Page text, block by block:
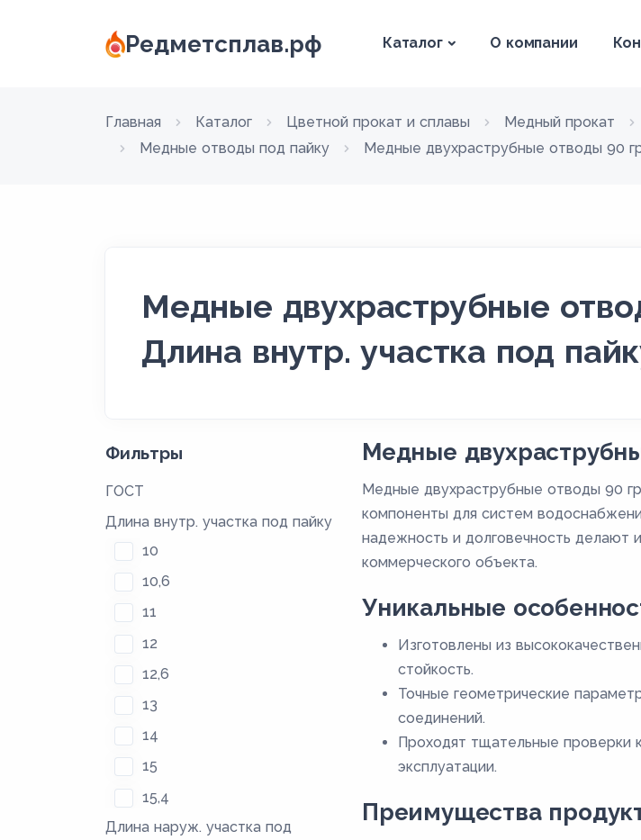
Редметсплав.рф Каталог О компании
Главная Каталог Цветной прокат и сплавы Медный прокат
Медные отводы под пайку
Медные двухраструбные отводы 90
Медные двухраструбные
Длина внутр. участка под
Фильтры
ГОСТ
Длина внутр. участка под пайку
10
10,6
11
12
12,6
13
14
15
15,4
16,4
Длина наруж. участка под
Медные
Медные двухраструбные отводы 90
компоненты для систем
надежность и долговечность делают
коммерческого объекта.
Уникальные
Изготовлены из
стойкость.
Точные геометрические
соединений.
Проходят тщательные проверки
эксплуатации.
Преимущества